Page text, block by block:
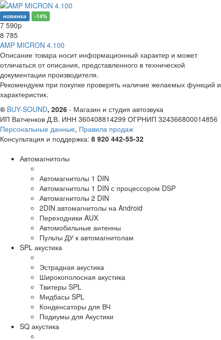
новинка -14%
7 590p
8 785
AMP MICRON 4.100
Описание товара носит информационный характер и может
отличаться от описания, представленного в технической
документации производителя.
Рекомендуем при покупке проверять наличие желаемых функций и
характеристик.
© BUY-SOUND, 2026 - Магазин и студия автозвука
ИП Ватченков Д.В. ИНН 360408814299 ОГРНИП 324366800014856
Персональные данные, Правила продаж
Консультация и поддержка: 8 920 442-55-32
Автомагнитолы
Автомагнитолы 1 DIN
Автомагнитолы 1 DIN с процессором DSP
Автомагнитолы 2 DIN
2DIN автомагнитолы на Android
Переходники AUX
Автомобильные антенны
Пульты ДУ к автомагнитолам
SPL акустика
Эстрадная акустика
Широкополосная акустика
Твитеры SPL
Мидбасы SPL
Конденсаторы для ВЧ
Подиумы для Акустики
SQ акустика